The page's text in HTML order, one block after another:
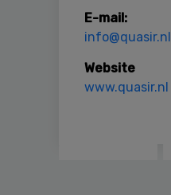
E-mail:
info@quasir.nl
Website
www.quasir.nl